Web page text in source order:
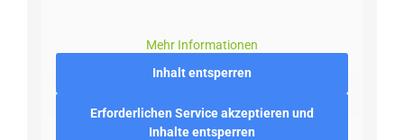
Mehr Informationen
Inhalt entsperren
Erforderlichen Service akzeptieren und
Inhalte entsperren